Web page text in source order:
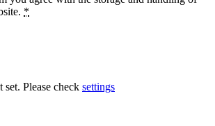
*
Please check settings